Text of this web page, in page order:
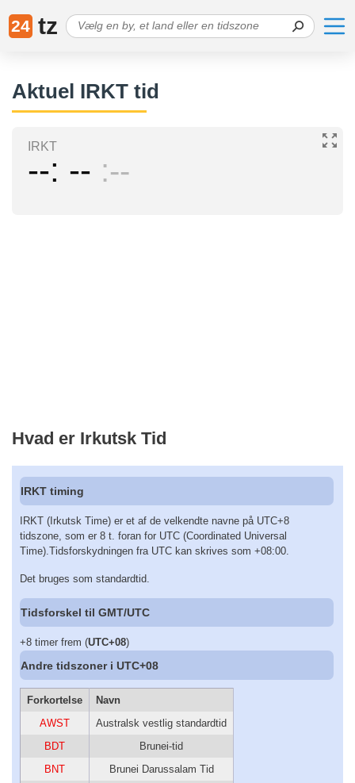
24 tz
Aktuel IRKT tid
IRKT
-- -- --
Hvad er Irkutsk Tid
IRKT timing
IRKT (Irkutsk Time) er et af de velkendte navne på UTC+8
tidszone, som er 8 t. foran for UTC (Coordinated Universal
Time).Tidsforskydningen fra UTC kan skrives som +08:00.
Det bruges som standardtid.
Tidsforskel til GMT/UTC
+8 timer frem (UTC+08)
Andre tidszoner i UTC+08
Forkortelse
Navn
AWST
Australsk vestlig standardtid
BDT
Brunei-tid
BNT
Brunei Darussalam Tid